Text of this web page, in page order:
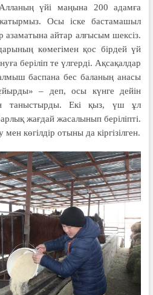
үйі маңына 200 адамға
Осы іске бастамашыл
азаматына айтар алғысым шексіз.
көмегімен қос бірдей үй
беріліп те үлгерді. Ақсақалдар
баспана бес баланың анасы
– деп, осы күнге дейін
таныстырды. Екі қыз, үш ұл
жағдай жасалынып беріліпті.
мен көгілдір отыны да кіргізілген.